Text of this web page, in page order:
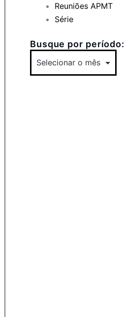
Reuniões APMT
Série
Busque por período: